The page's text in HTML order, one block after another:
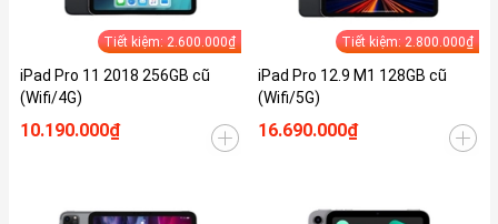
Tiết kiệm: 2.600.000₫
iPad Pro 11 2018 256GB cũ
(Wifi/4G)
10.190.000₫
Tiết kiệm: 2.800.000₫
iPad Pro 12.9 M1 128GB cũ
(Wifi/5G)
16.690.000₫